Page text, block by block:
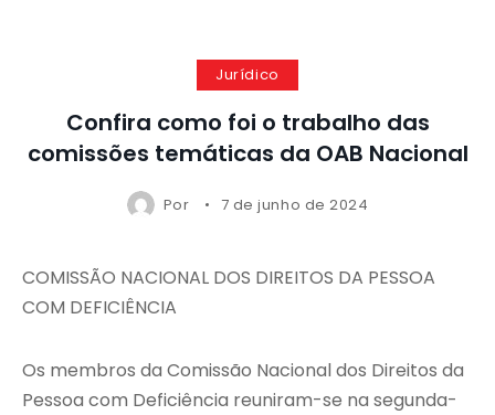
Jurídico
Confira como foi o trabalho das
comissões temáticas da OAB Nacional
Por 7 de junho de 2024
COMISSÃO NACIONAL DOS DIREITOS DA PESSOA
COM DEFICIÊNCIA
Os membros da Comissão Nacional dos Direitos da
Pessoa com Deficiência reuniram-se na segunda-